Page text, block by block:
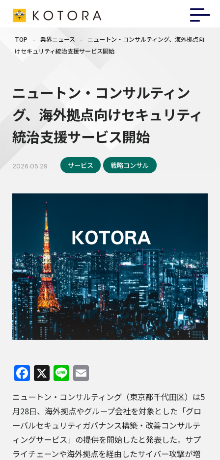
TOP - 業界ニュース -
ニュートン・コンサルティング、海外拠点向
けセキュリティ統治支援サービス開始
ニュートン・コンサルティン
グ、海外拠点向けセキュリティ
統治支援サービス開始
2026.05.29 サービス 戦略コンサル
Facebook
X Line
ニュートン・コンサルティング（東京都千代田区）は5
月28日、海外拠点やグループ会社を対象とした「グロ
ーバルセキュリティガバナンス構築・改善コンサルテ
ィングサービス」の提供を開始したと発表した。サプ
ライチェーンや海外拠点を経由したサイバー攻撃が増